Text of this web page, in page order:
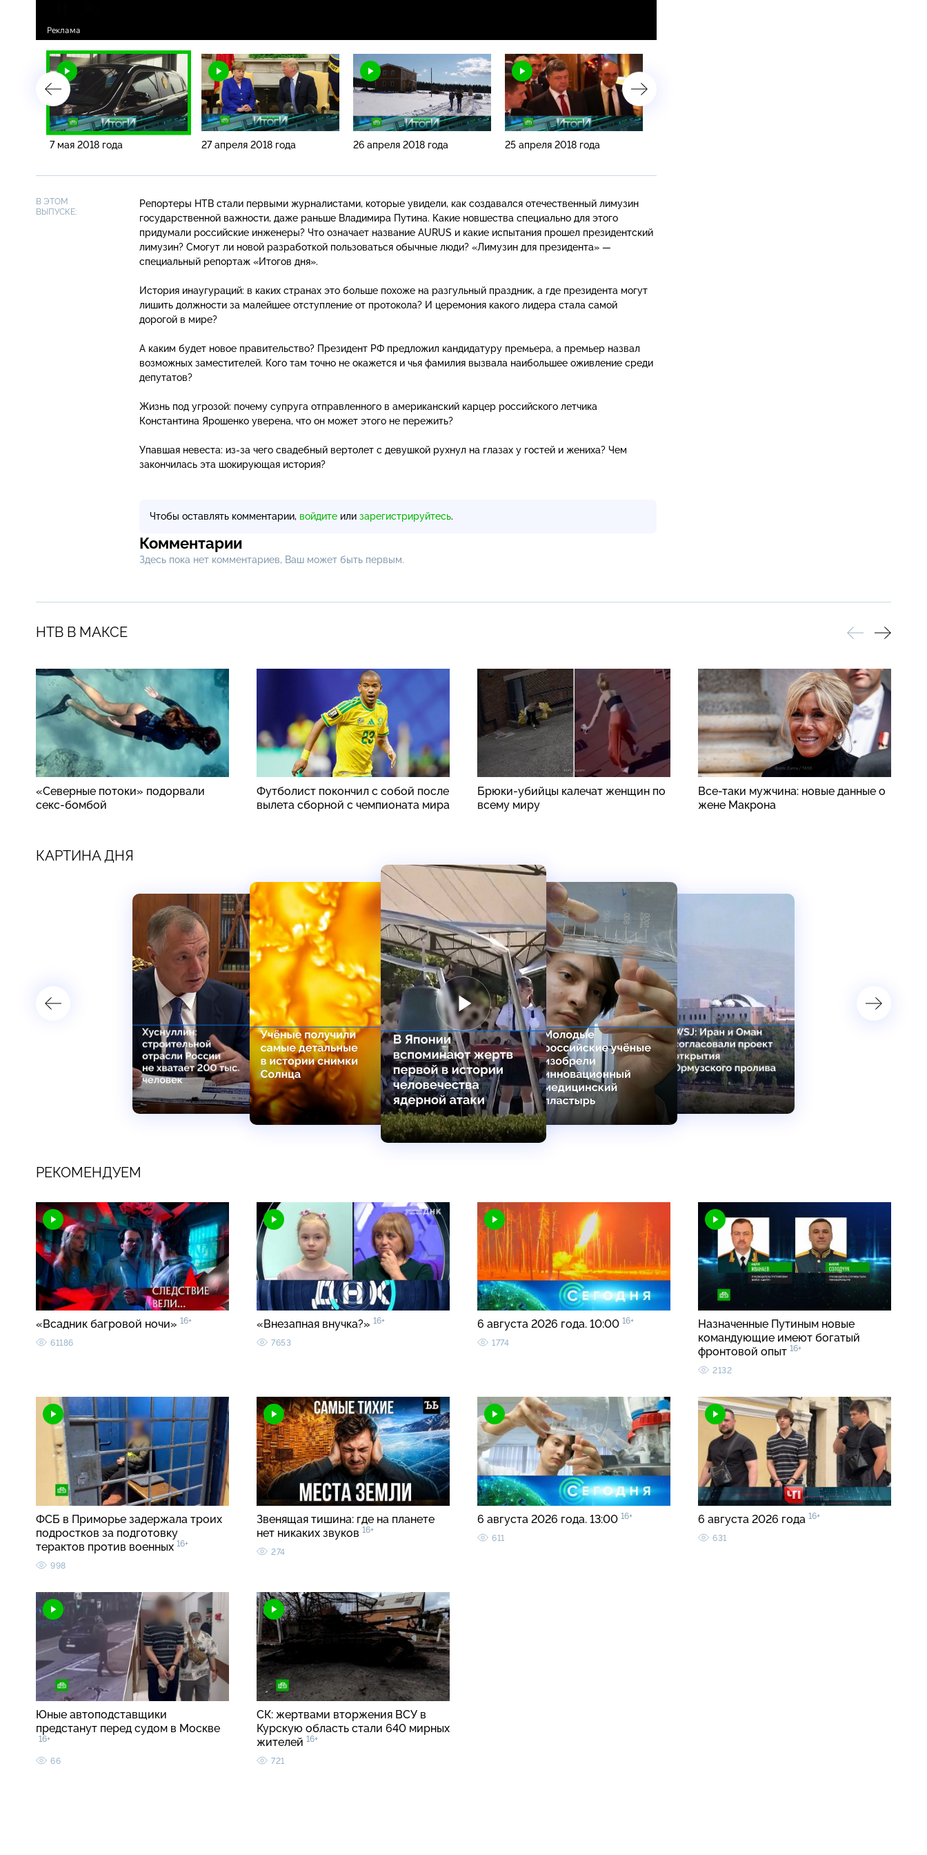
7 мая 2018 года 27 апреля 2018 года 26 апреля 2018 года 25 апреля 2018 года
В ЭТОМ
ВЫПУСКЕ:
Репортеры НТВ стали первыми журналистами, которые увидели, как создавался отечественный лимузин
государственной важности, даже раньше Владимира Путина. Какие новшества специально для этого
придумали российские инженеры? Что означает название AURUS и какие испытания прошел президентский
лимузин? Смогут ли новой разработкой пользоваться обычные люди? «Лимузин для президента» —
специальный репортаж «Итогов дня».
История инаугураций: в каких странах это больше похоже на разгульный праздник, а где президента могут
лишить должности за малейшее отступление от протокола? И церемония какого лидера стала самой
дорогой в мире?
А каким будет новое правительство? Президент РФ предложил кандидатуру премьера, а премьер назвал
возможных заместителей. Кого там точно не окажется и чья фамилия вызвала наибольшее оживление среди
депутатов?
Жизнь под угрозой: почему супруга отправленного в американский карцер российского летчика
Константина Ярошенко уверена, что он может этого не пережить?
Упавшая невеста: из-за чего свадебный вертолет с девушкой рухнул на глазах у гостей и жениха? Чем
закончилась эта шокирующая история?
Чтобы оставлять комментарии, войдите или зарегистрируйтесь.
Комментарии
Здесь пока нет комментариев, Ваш может быть первым.
НТВ В МАКСЕ
«Северные потоки» подорвали
секс-бомбой
Футболист покончил с собой после
вылета сборной с чемпионата мира
Брюки-убийцы калечат женщин по
всему миру
Все-таки мужчина: новые данные о
жене Макрона
КАРТИНА ДНЯ
РЕКОМЕНДУЕМ
«Всадник багровой ночи» 16+
61186
«Внезапная внучка?» 16+
7653
6 августа 2026 года. 10:00 16+
1774
Назначенные Путиным новые
командующие имеют богатый
фронтовой опыт 16+
2132
ФСБ в Приморье задержала троих
подростков за подготовку
терактов против военных 16+
998
Звенящая тишина: где на планете
нет никаких звуков 16+
274
6 августа 2026 года. 13:00 16+
611
6 августа 2026 года 16+
631
Юные автоподставщики
предстанут перед судом в Москве
16+
66
СК: жертвами вторжения ВСУ в
Курскую область стали 640 мирных
жителей 16+
721